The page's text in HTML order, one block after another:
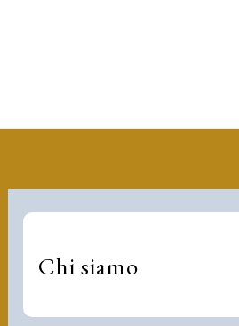
Chi siamo